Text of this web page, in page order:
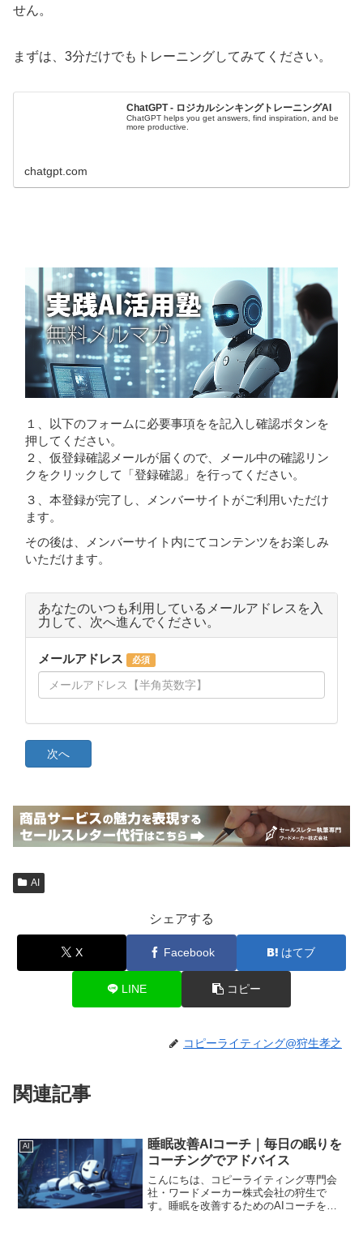
せん。
まずは、3分だけでもトレーニングしてみてください。
ChatGPT - ロジカルシンキングトレーニングAI
ChatGPT helps you get answers, find inspiration, and be
more productive.
chatgpt.com
AI
シェアする
X Facebook はてブ
LINE コピー
コピーライティング@狩生孝之
関連記事
AI
睡眠改善AIコーチ｜毎日の眠りを
コーチングでアドバイス
こんにちは、コピーライティング専門会
社・ワードメーカー株式会社の狩生で
す。睡眠を改善するためのAIコーチをつ